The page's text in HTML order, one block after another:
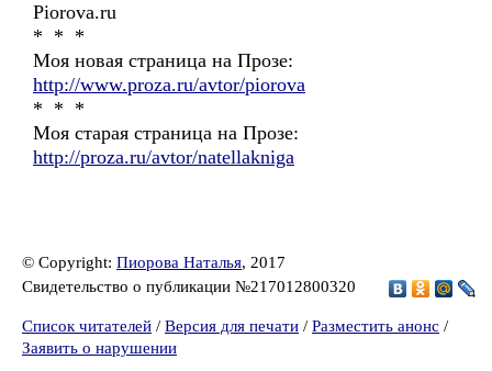
Piorova.ru
* * *
Моя новая страница на Прозе:
http://www.proza.ru/avtor/piorova
* * *
Моя старая страница на Прозе:
http://proza.ru/avtor/natellakniga
© Copyright: Пиорова Наталья, 2017
Свидетельство о публикации №217012800320
Список читателей / Версия для печати / Разместить анонс /
Заявить о нарушении